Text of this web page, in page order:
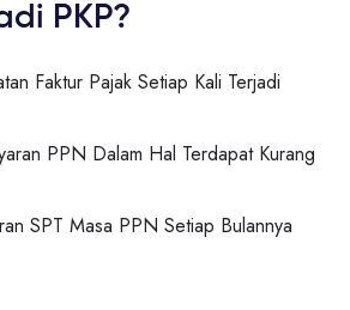
PKP?
Faktur Pajak Setiap Kali Terjadi
PPN Dalam Hal Terdapat Kurang
SPT Masa PPN Setiap Bulannya